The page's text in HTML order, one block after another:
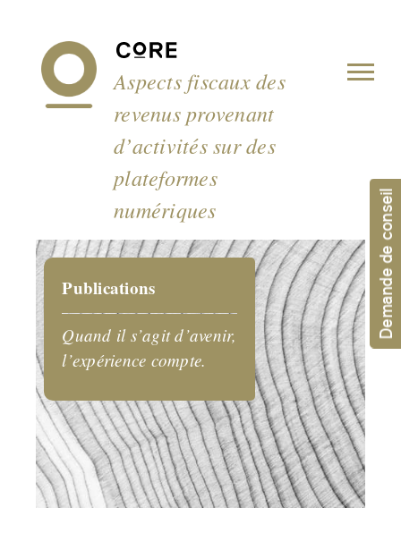
Aspects fiscaux des
revenus provenant
d’activités sur des
plateformes
numériques
Publications
Quand il s’agit d’avenir,
l’expérience compte.
Demande de conseil